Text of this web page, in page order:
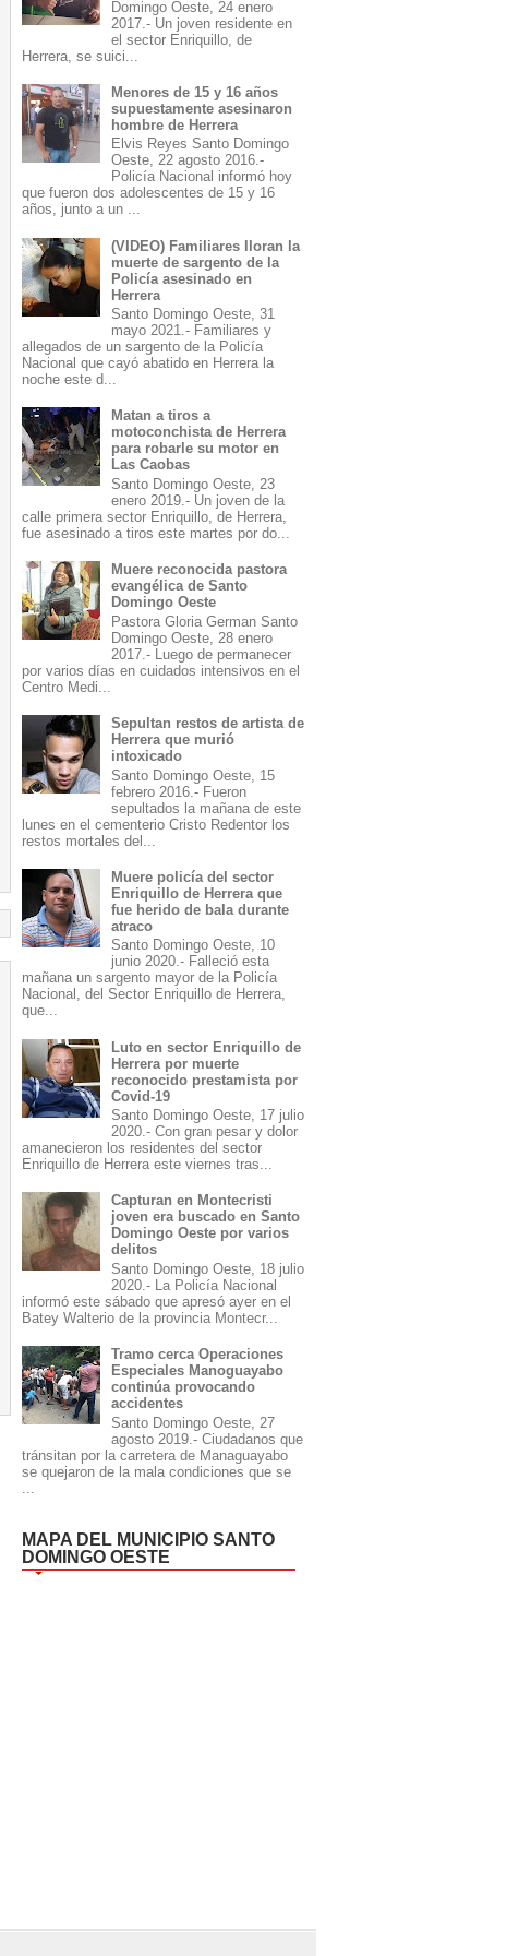
Domingo Oeste, 24 enero
2017.- Un joven residente en
el sector Enriquillo, de
Herrera, se suici...
Menores de 15 y 16 años
supuestamente asesinaron
hombre de Herrera
Elvis Reyes Santo Domingo
Oeste, 22 agosto 2016.-
Policía Nacional informó hoy
que fueron dos adolescentes de 15 y 16
años, junto a un ...
(VIDEO) Familiares lloran la
muerte de sargento de la
Policía asesinado en
Herrera
Santo Domingo Oeste, 31
mayo 2021.- Familiares y
allegados de un sargento de la Policía
Nacional que cayó abatido en Herrera la
noche este d...
Matan a tiros a
motoconchista de Herrera
para robarle su motor en
Las Caobas
Santo Domingo Oeste, 23
enero 2019.- Un joven de la
calle primera sector Enriquillo, de Herrera,
fue asesinado a tiros este martes por do...
Muere reconocida pastora
evangélica de Santo
Domingo Oeste
Pastora Gloria German Santo
Domingo Oeste, 28 enero
2017.- Luego de permanecer
por varios días en cuidados intensivos en el
Centro Medi...
Sepultan restos de artista de
Herrera que murió
intoxicado
Santo Domingo Oeste, 15
febrero 2016.- Fueron
sepultados la mañana de este
lunes en el cementerio Cristo Redentor los
restos mortales del...
Muere policía del sector
Enriquillo de Herrera que
fue herido de bala durante
atraco
Santo Domingo Oeste, 10
junio 2020.- Falleció esta
mañana un sargento mayor de la Policía
Nacional, del Sector Enriquillo de Herrera,
que...
Luto en sector Enriquillo de
Herrera por muerte
reconocido prestamista por
Covid-19
Santo Domingo Oeste, 17 julio
2020.- Con gran pesar y dolor
amanecieron los residentes del sector
Enriquillo de Herrera este viernes tras...
Capturan en Montecristi
joven era buscado en Santo
Domingo Oeste por varios
delitos
Santo Domingo Oeste, 18 julio
2020.- La Policía Nacional
informó este sábado que apresó ayer en el
Batey Walterio de la provincia Montecr...
Tramo cerca Operaciones
Especiales Manoguayabo
continúa provocando
accidentes
Santo Domingo Oeste, 27
agosto 2019.- Ciudadanos que
tránsitan por la carretera de Managuayabo
se quejaron de la mala condiciones que se
MAPA DEL MUNICIPIO SANTO
DOMINGO OESTE